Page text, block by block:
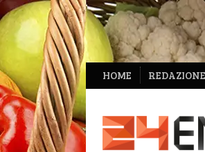
SECONDARIA
HOME REDAZIONE